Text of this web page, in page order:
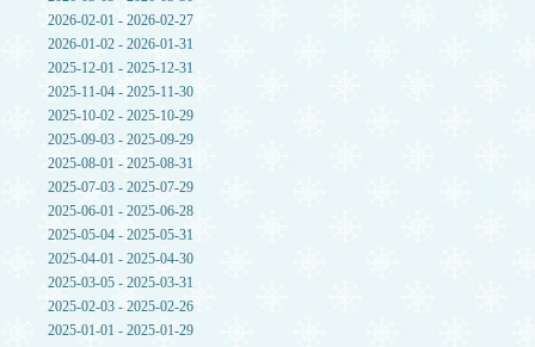
2026-02-01 - 2026-02-27
2026-01-02 - 2026-01-31
2025-12-01 - 2025-12-31
2025-11-04 - 2025-11-30
2025-10-02 - 2025-10-29
2025-09-03 - 2025-09-29
2025-08-01 - 2025-08-31
2025-07-03 - 2025-07-29
2025-06-01 - 2025-06-28
2025-05-04 - 2025-05-31
2025-04-01 - 2025-04-30
2025-03-05 - 2025-03-31
2025-02-03 - 2025-02-26
2025-01-01 - 2025-01-29